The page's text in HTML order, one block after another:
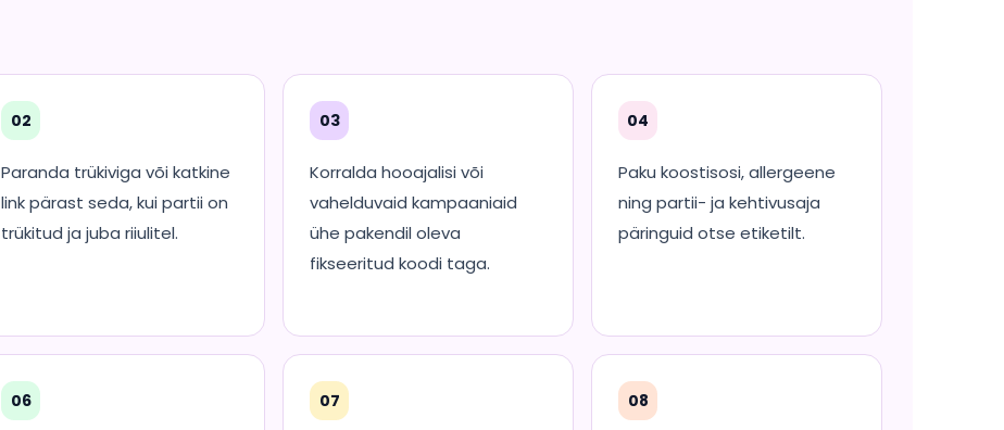
02
Paranda trükiviga või katkine
link pärast seda, kui partii on
trükitud ja juba riiulitel.
03
Korralda hooajalisi või
vahelduvaid kampaaniaid
ühe pakendil oleva
fikseeritud koodi taga.
04
Paku koostisosi, allergeene
ning partii- ja kehtivusaja
päringuid otse etiketilt.
06 07 08